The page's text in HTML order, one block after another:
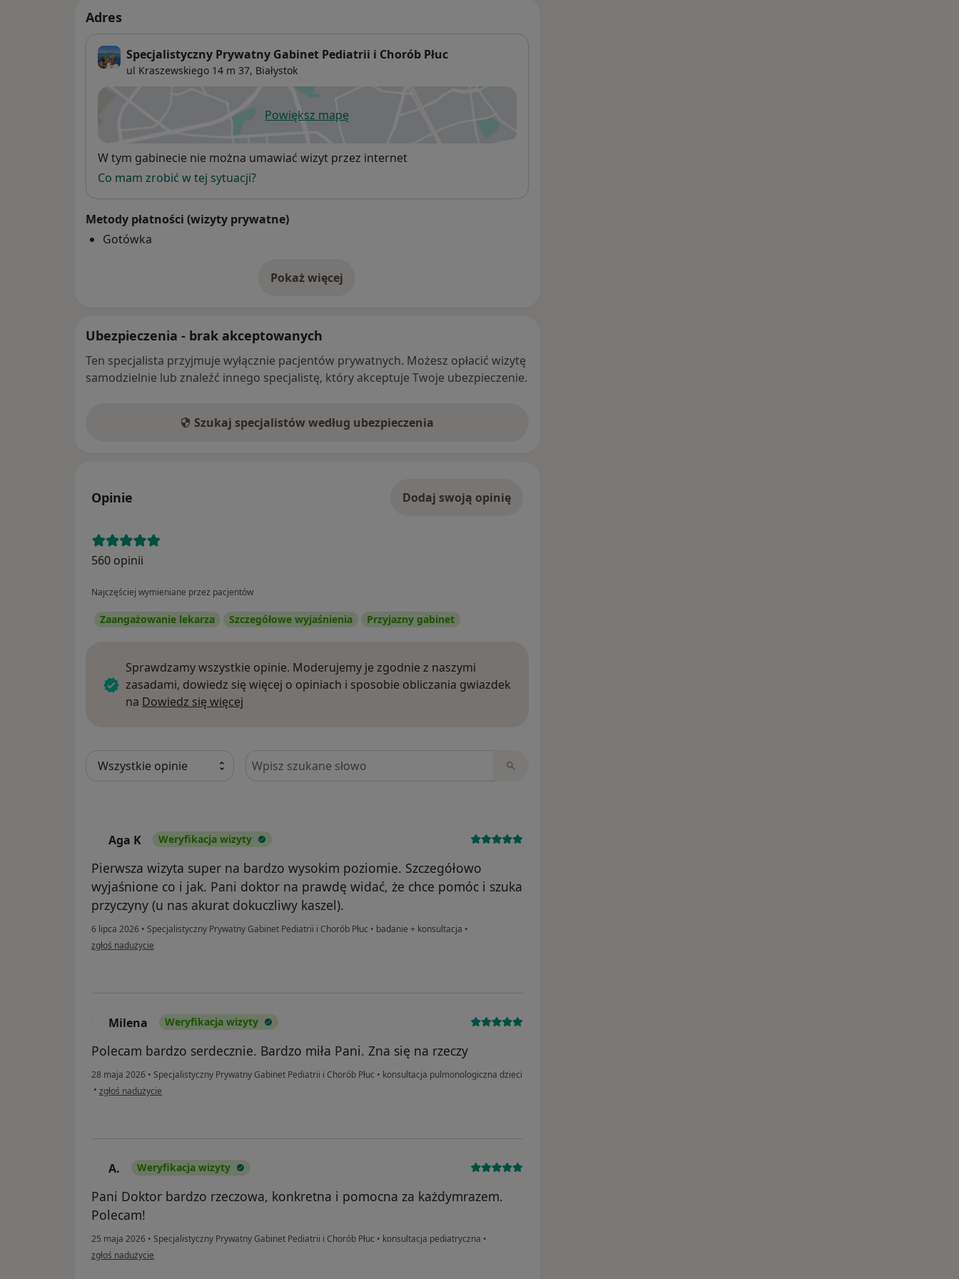
Adres
Specjalistyczny Prywatny Gabinet Pediatrii i Chorób Płuc
ul Kraszewskiego 14 m 37, Białystok
Powiększ mapęotwiera się w nowej karcie
Dostępność
W tym gabinecie nie można umawiać wizyt przez internet
Co mam zrobić w tej sytuacji?
Metody płatności (wizyty prywatne)
Gotówka
Pokaż więcej
o adresie
Ubezpieczenia - brak akceptowanych
Ten specjalista przyjmuje wyłącznie pacjentów prywatnych. Możesz opłacić wizytę
samodzielnie lub znaleźć innego specjalistę, który akceptuje Twoje ubezpieczenie.
Szukaj specjalistów według ubezpieczenia
Opinie Dodaj swoją opinię
560 opinii
Najczęściej wymieniane przez pacjentów
Zaangażowanie lekarza Szczegółowe wyjaśnienia Przyjazny gabinet
Sprawdzamy wszystkie opinie. Moderujemy je zgodnie z naszymi
zasadami, dowiedz się więcej o opiniach i sposobie obliczania gwiazdek
na Dowiedz się więcej
Szukaj w opiniach
Aga K Weryfikacja wizyty
Pierwsza wizyta super na bardzo wysokim poziomie. Szczegółowo
wyjaśnione co i jak. Pani doktor na prawdę widać, że chce pomóc i szuka
przyczyny (u nas akurat dokuczliwy kaszel).
6 lipca 2026 • Specjalistyczny Prywatny Gabinet Pediatrii i Chorób Płuc • badanie + konsultacja •
w opinii użytkownika Aga K
zgłoś nadużycie
Milena Weryfikacja wizyty
Polecam bardzo serdecznie. Bardzo miła Pani. Zna się na rzeczy
28 maja 2026 • Specjalistyczny Prywatny Gabinet Pediatrii i Chorób Płuc • konsultacja pulmonologiczna dzieci
• w opinii użytkownika Milena
zgłoś nadużycie
A. Weryfikacja wizyty
Pani Doktor bardzo rzeczowa, konkretna i pomocna za każdymrazem.
Polecam!
25 maja 2026 • Specjalistyczny Prywatny Gabinet Pediatrii i Chorób Płuc • konsultacja pediatryczna •
w opinii użytkownika A.
zgłoś nadużycie